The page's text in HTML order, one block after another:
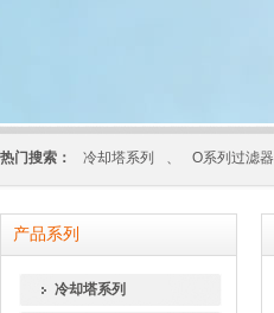
热门搜索： 冷却塔系列 、 O系列过滤器
产品系列
冷却塔系列